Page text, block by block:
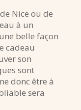
Nice ou de
à un
belle façon
cadeau
son
sont
donc être à
sera